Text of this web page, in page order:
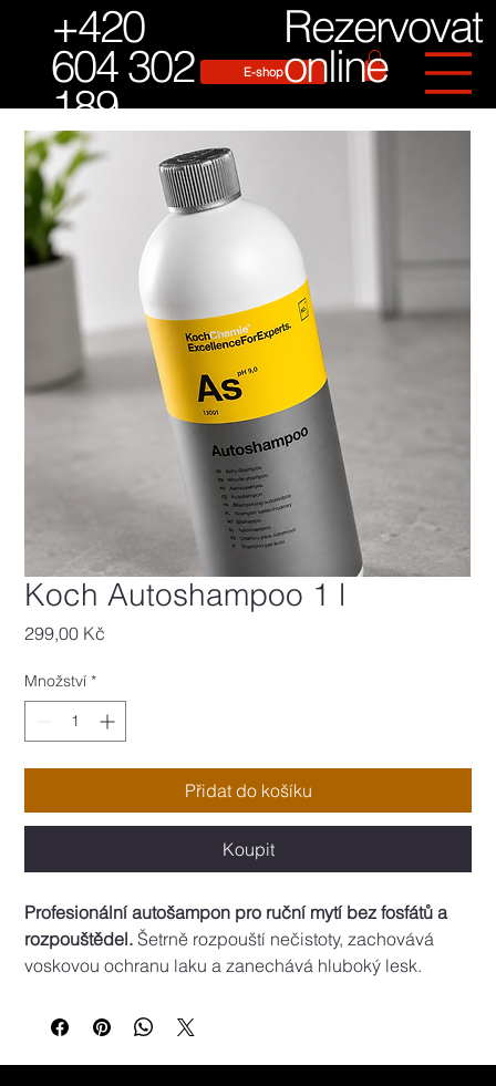
E-shop
+420
604 302
189
Rezervovat
online
Koch Autoshampoo 1 l
299,00 Kč
Množství *
Přidat do košíku
Koupit
Profesionální autošampon pro ruční mytí bez fosfátů a
rozpouštědel. Šetrně rozpouští nečistoty, zachovává
voskovou ochranu laku a zanechává hluboký lesk.
metalízy. Pěnivý, snadno se oplachuje, žádné šmouhy.
Šetrný k životnímu prostředí, vhodný do biologických